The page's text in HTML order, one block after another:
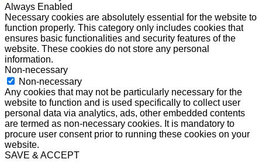
Always Enabled
Necessary cookies are absolutely essential for the website to
function properly. This category only includes cookies that
ensures basic functionalities and security features of the
website. These cookies do not store any personal
information.
Non-necessary
Non-necessary
Any cookies that may not be particularly necessary for the
website to function and is used specifically to collect user
personal data via analytics, ads, other embedded contents
are termed as non-necessary cookies. It is mandatory to
procure user consent prior to running these cookies on your
website.
SAVE & ACCEPT